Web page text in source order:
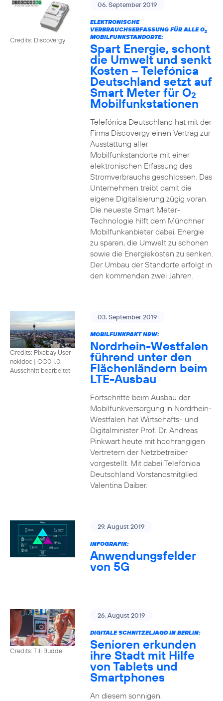
Credits: Discovergy
06. September 2019
ELEKTRONISCHE
VERBRAUCHSERFASSUNG FÜR ALLE O2
MOBILFUNKSTANDORTE:
Spart Energie, schont
die Umwelt und senkt
Kosten – Telefónica
Deutschland setzt auf
Smart Meter für O2
Mobilfunkstationen
Telefónica Deutschland hat mit der
Firma Discovergy einen Vertrag zur
Ausstattung aller
Mobilfunkstandorte mit einer
elektronischen Erfassung des
Stromverbrauchs geschlossen. Das
Unternehmen treibt damit die
eigene Digitalisierung zügig voran.
Die neueste Smart Meter-
Technologie hilft dem Münchner
Mobilfunkanbieter dabei, Energie
zu sparen, die Umwelt zu schonen
sowie die Energiekosten zu senken.
Der Umbau der Standorte erfolgt in
den kommenden zwei Jahren.
Credits: Pixabay User
nokidoc | CC0 1.0,
Ausschnitt bearbeitet
03. September 2019
MOBILFUNKPAKT NRW:
Nordrhein-Westfalen
führend unter den
Flächenländern beim
LTE-Ausbau
Fortschritte beim Ausbau der
Mobilfunkversorgung in Nordrhein-
Westfalen hat Wirtschafts- und
Digitalminister Prof. Dr. Andreas
Pinkwart heute mit hochrangigen
Vertretern der Netzbetreiber
vorgestellt. Mit dabei:Telefónica
Deutschland Vorstandsmitglied
Valentina Daiber.
29. August 2019
INFOGRAFIK:
Anwendungsfelder
von 5G
Credits: Till Budde
26. August 2019
DIGITALE SCHNITZELJAGD IN BERLIN:
Senioren erkunden
ihre Stadt mit Hilfe
von Tablets und
Smartphones
An diesem sonnigen,